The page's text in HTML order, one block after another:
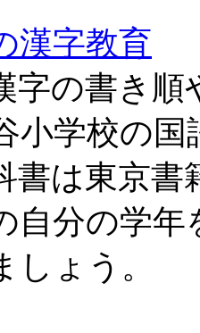
漢字教育
書き順
小学校の国
京書籍
自分の学年
う。